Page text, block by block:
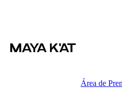
Área de